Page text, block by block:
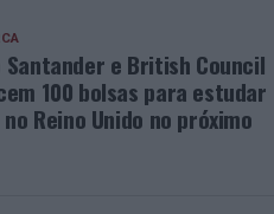
Santander e British Council
100 bolsas para estudar
Reino Unido no próximo